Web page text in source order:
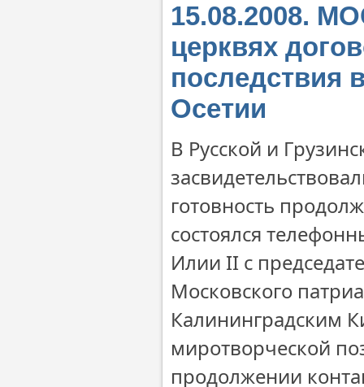
15.08.2008.
церквях
последствия
Осетии
В Русской и
готовность
состоялся
Илии II с
Московского
Калининградским
миротворческой
продолжении